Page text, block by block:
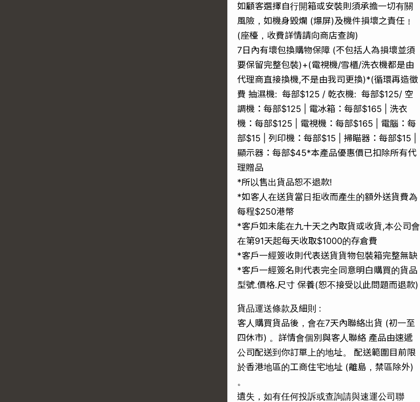
如顧客選擇自行開箱或安裝則須承擔一切有關
風險，如機身毀爛 (爆屏)及機件損壞之責任﹗
(座檯，收費詳情請向商店查詢)
7日內有壞包換購物保障 (不包括人為損壞並須
要保留完整包裝)+(電視機/雪櫃/洗衣機都是由
代理商直接換機,不是由我司更換)*(循環再造徵
費 抽濕機: 每部$125 / 乾衣機: 每部$125/ 空
調機：每部$125 | 電冰箱：每部$165 | 洗衣
機：每部$125 | 電視機：每部$165 | 電腦：每
部$15 | 列印機：每部$15 | 掃瞄器：每部$15 |
顯示器：每部$45*本產品優惠價已扣除所有代
理贈品
*所以售出貨品恕不退款!
*如客人在送貨當日拒收而產生的額外送貨費為
每程$250港幣
*客戶如未能在九十天之內取貨或收貨,本公司會
在第91天起每天收取$1000的存倉費
*客戶一經簽收則代表送貨貨物包裝箱完整無缺
*客戶一經簽名則代表完全同意明白購買的貨品
型號.價格.尺寸 保養(恕不接受以此問題而退款)
貨品運送條款及細則 :
客人購買貨品後，會在7天內聯絡出貨 (初一至
四休市) 。詳情會個別與客人聯絡 產品由速遞
公司配送到你訂單上的地址。 配送範圍目前限
於香港地區的工商住宅地址 (離島，禁區除外)
。
遺失，如有任何投訴或查詢請與速運公司聯